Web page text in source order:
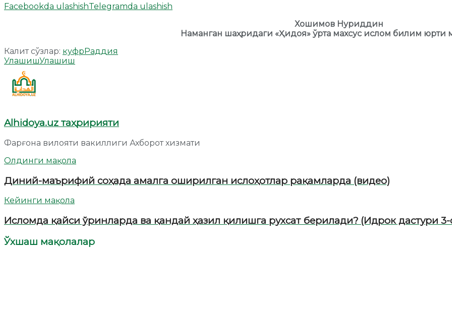
Facebookda ulashishTelegramda ulashish
Хошимов Нуриддин
Наманган шаҳридаги «Ҳидоя» ўрта махсус ислом билим юрти
Калит сўзлар: куфрРаддия
УлашишУлашиш
Alhidoya.uz таҳририяти
Фарғона вилояти вакиллиги Ахборот хизмати
Олдинги мақола
Диний-маърифий соҳада амалга оширилган ислоҳотлар рақамларда (видео)
Кейинги мақола
Исломда қайси ўринларда ва қандай ҳазил қилишга рухсат берилади? (Идрок дастури
Ўхшаш мақолалар